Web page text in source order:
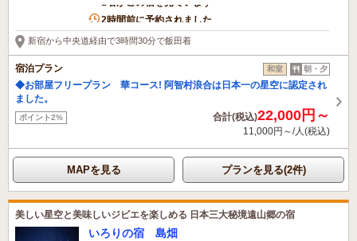
1名がこの宿を見ています
2時間前に予約されました
新宿から中央道経由で3時間30分で飯田着
宿泊プラン 和室 朝・夕
◆お部屋フリープラン 華コース! 阿智村浪合は日本一の星空に認定され
ました。
ポイント2% 合計(税込)22,000円～
11,000円～/人(税込)
MAPを見る プランを見る(2件)
美しい星空と美味しいジビエを楽しめる 日本三大秘境遠山郷の宿
いろりの宿 島畑